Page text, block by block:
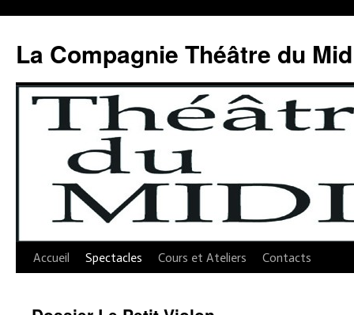
contenu
La Compagnie Théâtre du
Accueil Spectacles Cours et Ateliers Contacts